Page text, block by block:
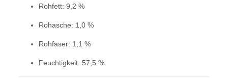
Rohfett: 9,2 %
Rohasche: 1,0 %
Rohfaser: 1,1 %
Feuchtigkeit: 57,5 %